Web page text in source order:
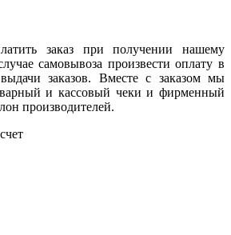
заказ при получении нашему
самовывоза произвести оплату в
заказов. Вместе с заказом мы
и кассовый чеки и фирменный
производителей.